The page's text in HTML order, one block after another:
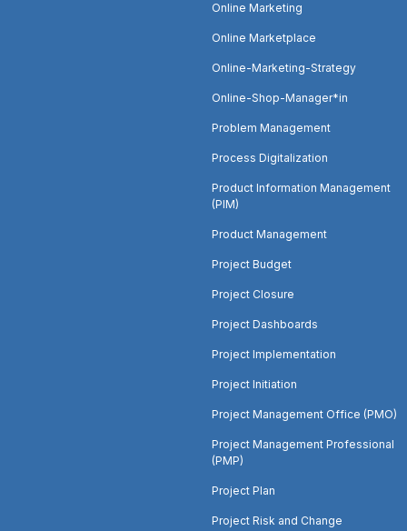
Online Marketing
Online Marketplace
Online-Marketing-Strategy
Online-Shop-Manager*in
Problem Management
Process Digitalization
Product Information Management
(PIM)
Product Management
Project Budget
Project Closure
Project Dashboards
Project Implementation
Project Initiation
Project Management Office (PMO)
Project Management Professional
(PMP)
Project Plan
Project Risk and Change